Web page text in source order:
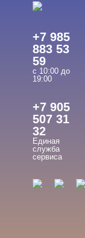
+7 985
883 53
59
с 10:00 до
19:00
+7 905
507 31
32
Единая
служба
сервиса